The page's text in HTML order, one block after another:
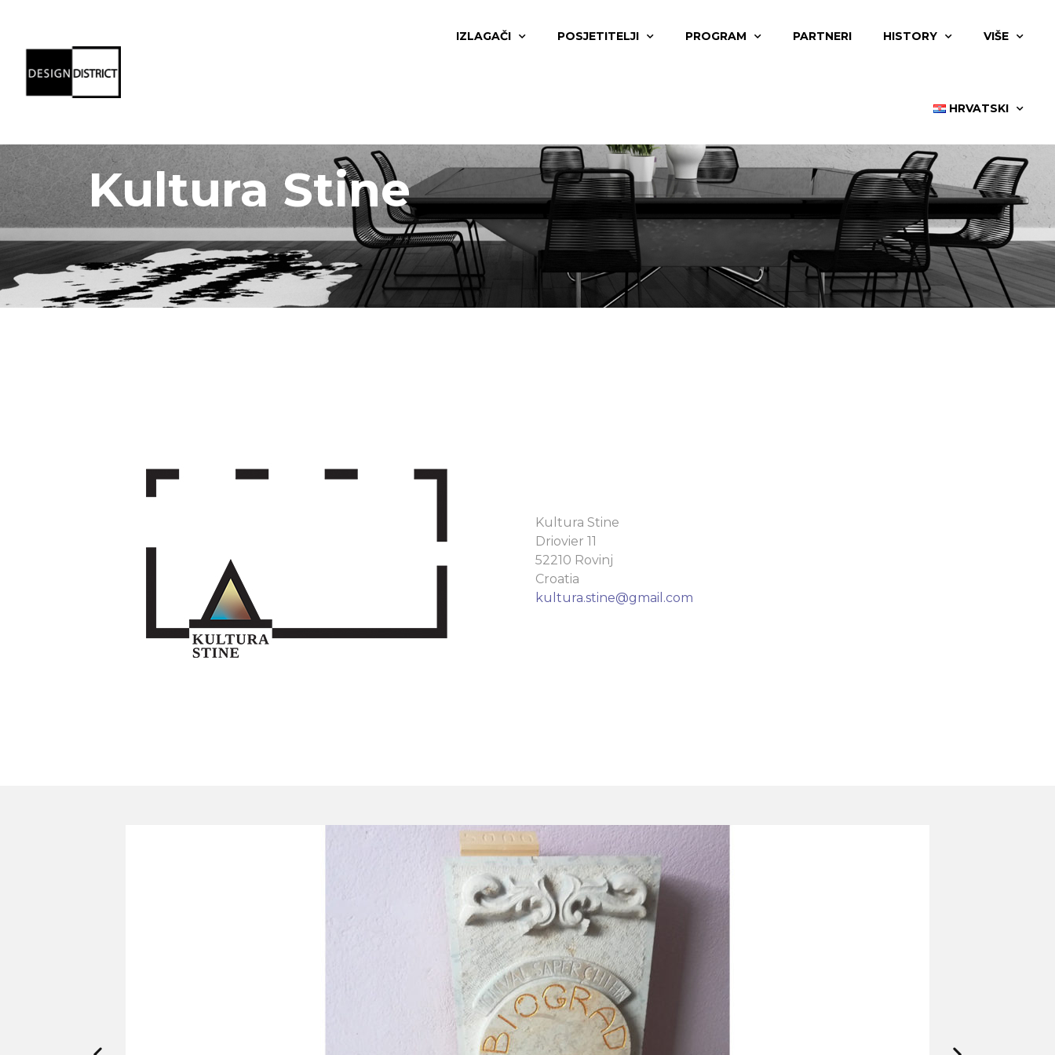
IZLAGAČI POSJETITELJI PROGRAM PARTNERI HISTORY VIŠE
HRVATSKI
Kultura Stine
Kultura Stine
Driovier 11
52210 Rovinj
Croatia
kultura.stine@gmail.com